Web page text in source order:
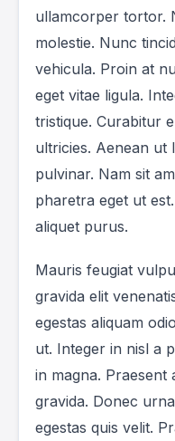
ullamcorper tortor.
molestie. Nunc
vehicula. Proin at
eget vitae ligula.
tristique. Curabitur
ultricies. Aenean ut
pulvinar. Nam sit
pharetra eget ut
aliquet purus.
Mauris feugiat
gravida elit
egestas aliquam
ut. Integer in nisl a
in magna.
gravida. Donec
egestas quis velit.